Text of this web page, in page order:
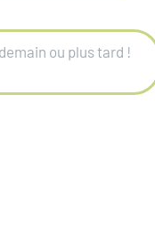
ou plus tard !